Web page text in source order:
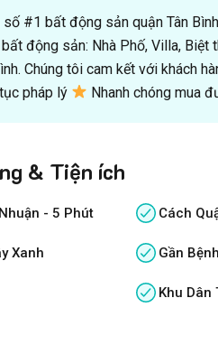
số #1 bất động sản quận Tân
động sản: Nhà Phố, Villa, Biệt
Chúng tôi cam kết với khách
pháp lý
Nhanh chóng mua
& Tiện ích
- 5 Phút Cách
Xanh Gần
Khu Dân